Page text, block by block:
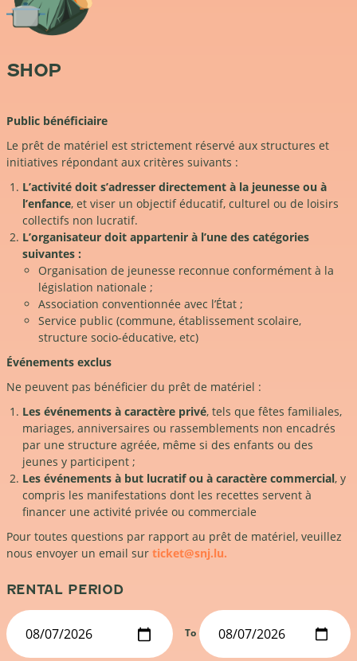
SHOP
Public bénéficiaire
Le prêt de matériel est strictement réservé aux structures et
initiatives répondant aux critères suivants :
L’activité doit s’adresser directement à la jeunesse ou à
l’enfance, et viser un objectif éducatif, culturel ou de loisirs
collectifs non lucratif.
L’organisateur doit appartenir à l’une des catégories
suivantes :
Organisation de jeunesse reconnue conformément à la
législation nationale ;
Association conventionnée avec l’État ;
Service public (commune, établissement scolaire,
structure socio-éducative, etc)
Événements exclus
Ne peuvent pas bénéficier du prêt de matériel :
Les événements à caractère privé, tels que fêtes familiales,
mariages, anniversaires ou rassemblements non encadrés
par une structure agréée, même si des enfants ou des
jeunes y participent ;
Les événements à but lucratif ou à caractère commercial, y
compris les manifestations dont les recettes servent à
financer une activité privée ou commerciale
Pour toutes questions par rapport au prêt de matériel, veuillez
nous envoyer un email sur ticket@snj.lu.
RENTAL PERIOD
To